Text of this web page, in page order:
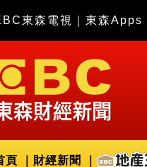
東森電視 東森Apps
頁 財經新聞